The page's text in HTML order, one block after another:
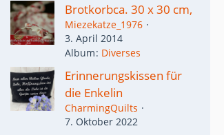
Brotkorbca. 30 x 30 cm,
Miezekatze_1976
3. April 2014
Album Diverses
Erinnerungskissen für
die Enkelin
CharmingQuilts
7. Oktober 2022